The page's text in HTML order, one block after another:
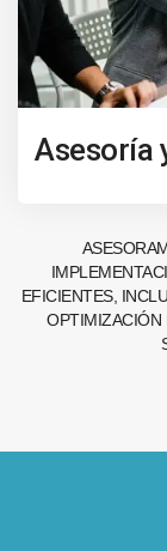
Asesoría
EFICIENTES,
OPTIMIZACIÓN